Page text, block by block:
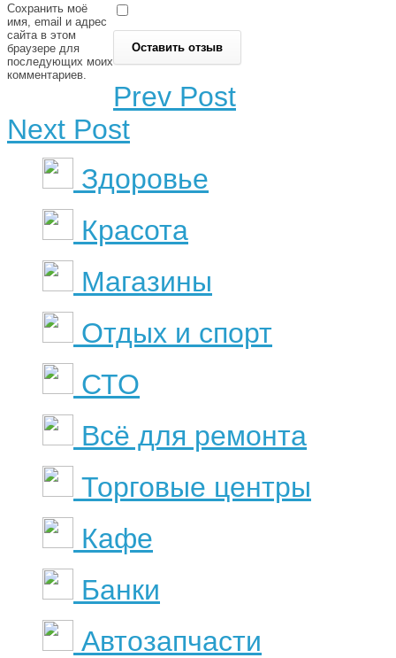
Сохранить моё
имя, email и адрес
сайта в этом
браузере для
последующих моих
комментариев.
Prev Post
Next Post
Здоровье
Красота
Магазины
Отдых и спорт
СТО
Всё для ремонта
Торговые центры
Кафе
Банки
Автозапчасти